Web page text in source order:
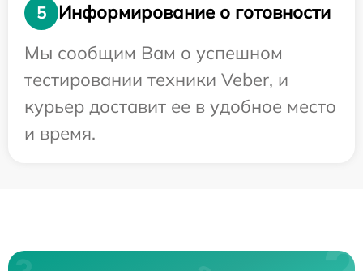
5
Информирование о готовности
Мы сообщим Вам о успешном
тестировании техники Veber, и
курьер доставит ее в удобное место
и время.